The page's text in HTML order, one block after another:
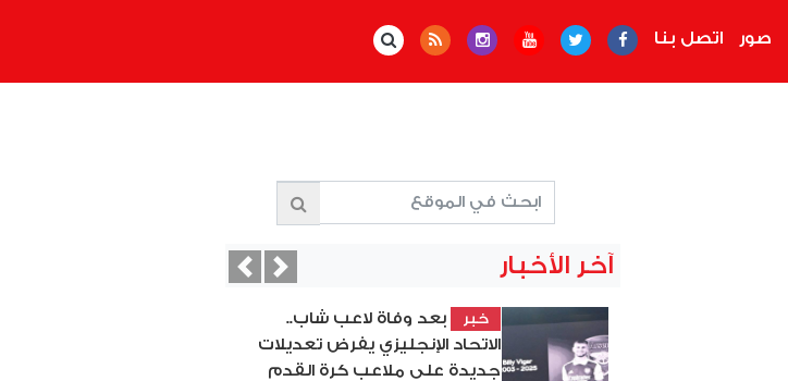
صور اتصل بنا
آخر الأخبار
خبر
بعد وفاة لاعب شاب..
الاتحاد الإنجليزي يفرض تعديلات
جديدة على ملاعب كرة القدم
PreviousNext